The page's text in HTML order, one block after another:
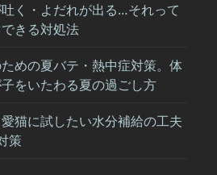
く・よだれが出る…それって
きる対処法
めの夏バテ・熱中症対策。体
をいたわる夏の過ごし方
猫に試したい水分補給の工夫
策